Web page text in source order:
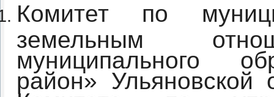
Комитет по
земельным
муниципального
район» Ульяновской